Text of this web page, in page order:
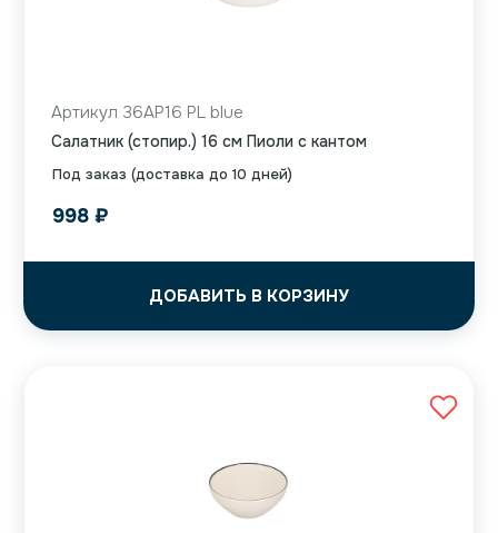
Под заказ (доставка до 10 дней)
Артикул 36AP16 PL blue
Салатник (стопир.) 16 см Пиоли с кантом
998 ₽
ДОБАВИТЬ В КОРЗИНУ